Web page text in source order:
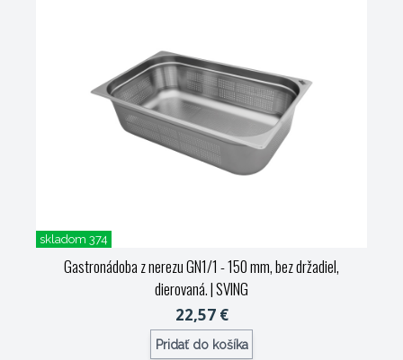
skladom 374
Gastronádoba z nerezu GN1/1 - 150 mm, bez držadiel,
dierovaná.| SVING
22,57 €
Pridať do košíka